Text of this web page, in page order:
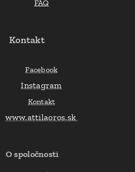
FAQ
Kontakt
Facebook
Instagram
Kontakt
www.attilaoros.sk
O spoločnosti